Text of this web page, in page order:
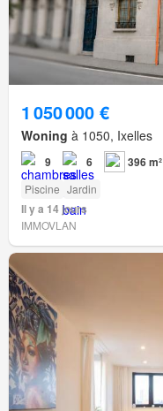
1 050 000 €
Woning à 1050, Ixelles
9 6 396 m²
Piscine Jardin
Il y a 14 jours
IMMOVLAN